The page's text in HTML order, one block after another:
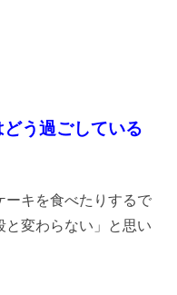
う過ごしている
ーキを食べたりするで
と変わらない」と思い